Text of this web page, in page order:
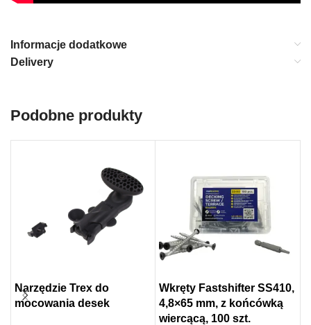
Informacje dodatkowe
Delivery
Podobne produkty
Narzędzie Trex do
mocowania desek
Wkręty Fastshifter SS410,
4,8×65 mm, z końcówką
wiercącą, 100 szt.